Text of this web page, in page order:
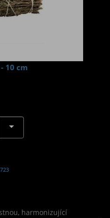
10 cm
harmonizující